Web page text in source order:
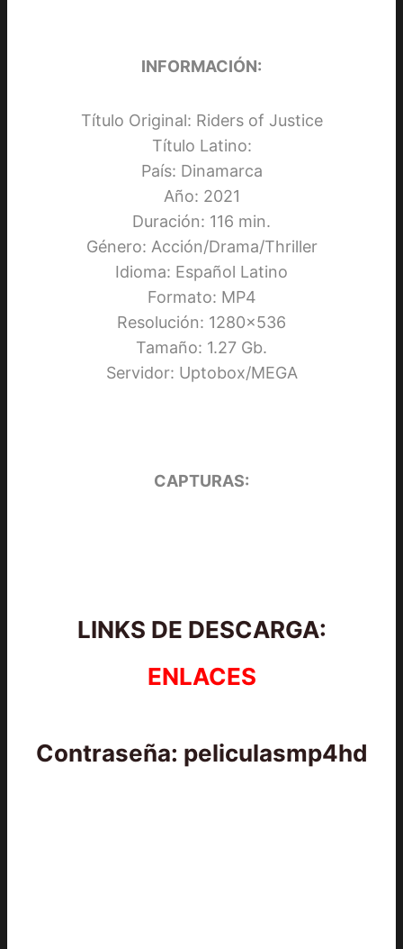
INFORMACIÓN:
Título Original: Riders of Justice
Título Latino:
País: Dinamarca
Año: 2021
Duración: 116 min.
Género: Acción/Drama/Thriller
Idioma: Español Latino
Formato: MP4
Resolución: 1280×536
Tamaño: 1.27 Gb.
Servidor: Uptobox/MEGA
CAPTURAS:
LINKS DE DESCARGA:
ENLACES
Contraseña: peliculasmp4hd